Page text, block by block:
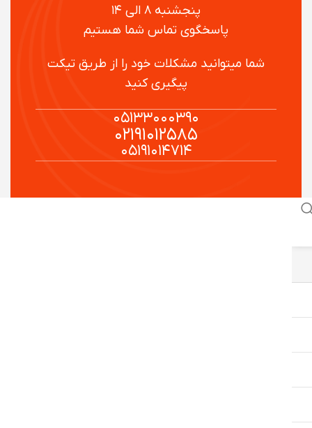
پنجشنبه ۸ الی ۱۴
پاسخگوی تماس شما هستیم
شما میتوانید مشکلات خود را از طریق تیکت
پیگیری کنید
۰۵۱۳۳۰۰۰۳۹۰
۰۲۱۹۱۰۱۲۵۸۵
۰۵۱۹۱۰۱۴۷۱۴